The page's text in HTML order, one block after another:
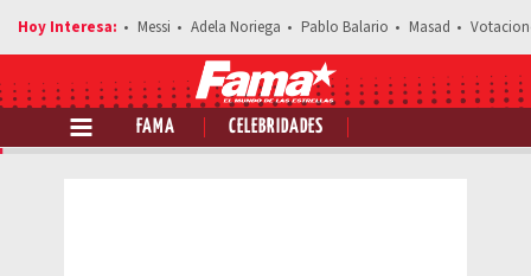
Messi Adela Noriega Pablo Balario Masad
FAMA CELEBRIDADES
Comparte esta noticia